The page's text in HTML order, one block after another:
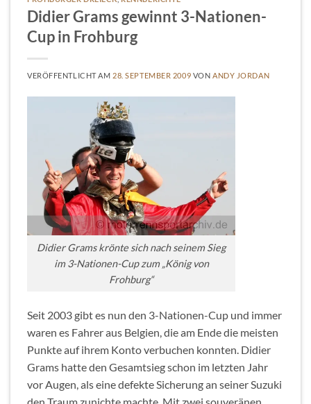
Didier Grams gewinnt 3-Nationen-
Cup in Frohburg
VERÖFFENTLICHT AM 28. SEPTEMBER 2009 VON ANDY JORDAN
Didier Grams krönte sich nach seinem Sieg
im 3-Nationen-Cup zum „König von
Frohburg“
Seit 2003 gibt es nun den 3-Nationen-Cup und immer
waren es Fahrer aus Belgien, die am Ende die meisten
Punkte auf ihrem Konto verbuchen konnten. Didier
Grams hatte den Gesamtsieg schon im letzten Jahr
vor Augen, als eine defekte Sicherung an seiner Suzuki
den Traum zunichte machte. Mit zwei souveränen